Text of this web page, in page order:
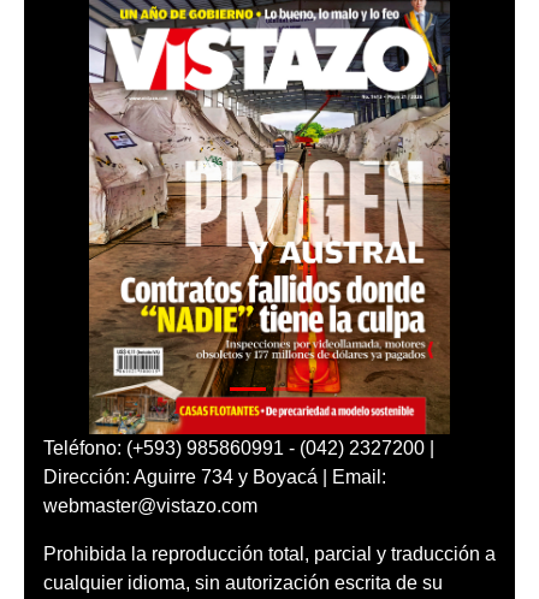
Teléfono: (+593) 985860991 - (042) 2327200 |
Dirección: Aguirre 734 y Boyacá | Email:
webmaster@vistazo.com
Prohibida la reproducción total, parcial y traducción a
cualquier idioma, sin autorización escrita de su